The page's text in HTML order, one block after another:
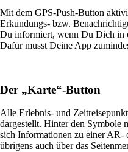
Mit dem GPS-Push-Button
Erkundungs- bzw.
Du informiert, wenn Du Dich in
Dafür musst Deine App
Der „Karte“-Button
Alle Erlebnis- und
dargestellt. Hinter den Symbole
sich Informationen zu einer AR-
übrigens auch über das